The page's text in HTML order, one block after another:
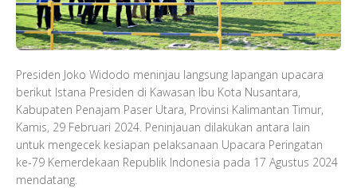
Presiden Joko Widodo meninjau langsung lapangan upacara
berikut Istana Presiden di Kawasan Ibu Kota Nusantara,
Kabupaten Penajam Paser Utara, Provinsi Kalimantan Timur,
Kamis, 29 Februari 2024. Peninjauan dilakukan antara lain
untuk mengecek kesiapan pelaksanaan Upacara Peringatan
ke-79 Kemerdekaan Republik Indonesia pada 17 Agustus 2024
mendatang.